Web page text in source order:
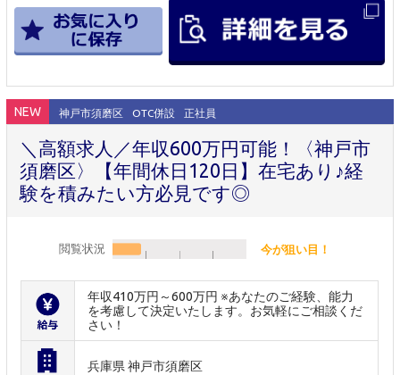
NEW 神戸市須磨区 OTC併設 正社員
＼高額求人／年収600万円可能！〈神戸市
須磨区〉【年間休日120日】在宅あり♪経
験を積みたい方必見です◎
閲覧状況 今が狙い目！
年収410万円～600万円 ※あなたのご経験、能力
を考慮して決定いたします。お気軽にご相談くだ
さい！
兵庫県 神戸市須磨区